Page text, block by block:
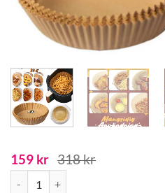
159 kr 318kr